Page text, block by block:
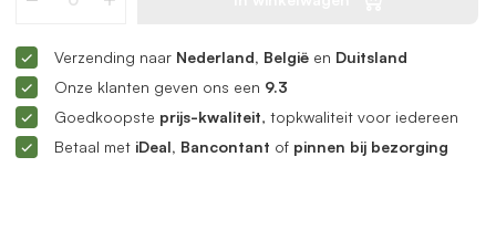
Verzending naar Nederland, België en Duitsland
Onze klanten geven ons een 9.3
Goedkoopste prijs-kwaliteit, topkwaliteit voor iedereen
Betaal met iDeal, Bancontant of pinnen bij bezorging